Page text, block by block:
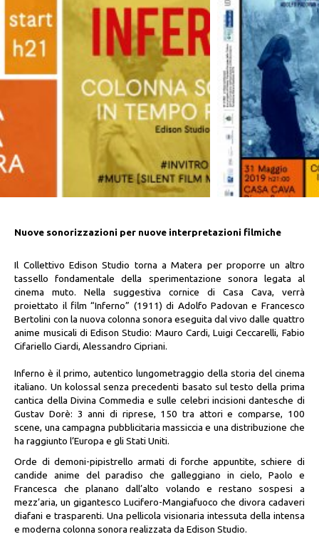
Nuove sonorizzazioni per nuove interpretazioni filmiche
Il Collettivo Edison Studio torna a Matera per proporre un altro
tassello fondamentale della sperimentazione sonora legata al
cinema muto. Nella suggestiva cornice di Casa Cava, verrà
proiettato il film “Inferno” (1911) di Adolfo Padovan e Francesco
Bertolini con la nuova colonna sonora eseguita dal vivo dalle quattro
anime musicali di Edison Studio: Mauro Cardi, Luigi Ceccarelli, Fabio
Cifariello Ciardi, Alessandro Cipriani.
Inferno è il primo, autentico lungometraggio della storia del cinema
italiano. Un kolossal senza precedenti basato sul testo della prima
cantica della Divina Commedia e sulle celebri incisioni dantesche di
Gustav Dorè: 3 anni di riprese, 150 tra attori e comparse, 100
scene, una campagna pubblicitaria massiccia e una distribuzione che
ha raggiunto l’Europa e gli Stati Uniti.
Orde di demoni-pipistrello armati di forche appuntite, schiere di
candide anime del paradiso che galleggiano in cielo, Paolo e
Francesca che planano dall’alto volando e restano sospesi a
mezz’aria, un gigantesco Lucifero-Mangiafuoco che divora cadaveri
diafani e trasparenti. Una pellicola visionaria intessuta della intensa
e moderna colonna sonora realizzata da Edison Studio.